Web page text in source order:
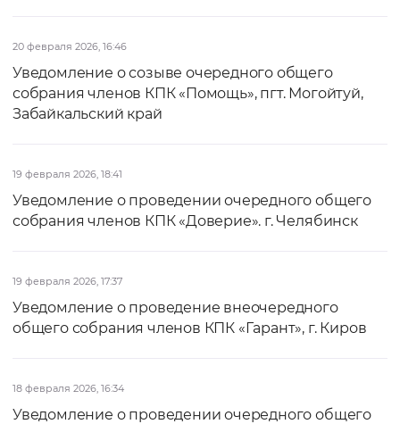
20 февраля 2026, 16:46
Уведомление о созыве очередного общего
собрания членов КПК «Помощь», пгт. Могойтуй,
Забайкальский край
19 февраля 2026, 18:41
Уведомление о проведении очередного общего
собрания членов КПК «Доверие». г. Челябинск
19 февраля 2026, 17:37
Уведомление о проведение внеочередного
общего собрания членов КПК «Гарант», г. Киров
18 февраля 2026, 16:34
Уведомление о проведении очередного общего